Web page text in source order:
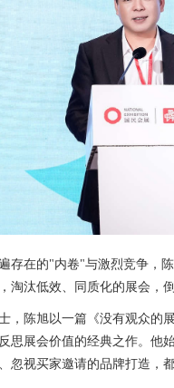
存在的"内卷"与激烈竞争，
淘汰低效、同质化的展会，
，陈旭以一篇《没有观众的
思展会价值的经典之作。他
忽视买家邀请的品牌打造，